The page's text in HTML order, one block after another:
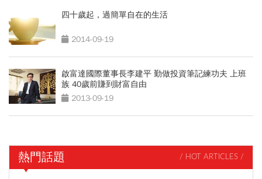
四十歲起，過簡單自在的生活
2014-09-19
啟富達國際董事長李建平 勤做投資筆記練功夫 上班
族 40歲前賺到財富自由
2013-09-19
熱門話題 / HOT ARTICLES /